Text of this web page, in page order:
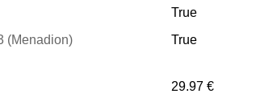
True
(Menadion)
True
29.97 €